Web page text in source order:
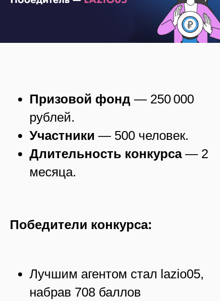
Призовой фонд — 250 000
рублей.
Участники — 500 человек.
Длительность конкурса— 2
месяца.
Победители конкурса:
Лучшим агентом стал lazio05,
набрав 708 баллов